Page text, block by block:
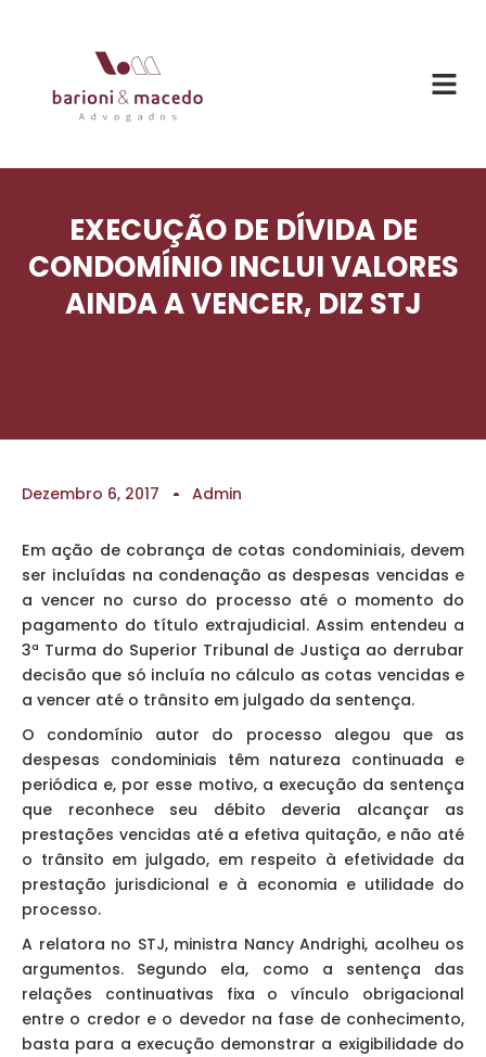
EXECUÇÃO DE DÍVIDA DE
CONDOMÍNIO INCLUI VALORES
AINDA A VENCER, DIZ STJ
Dezembro 6, 2017 Admin
Em ação de cobrança de cotas condominiais, devem
ser incluídas na condenação as despesas vencidas e
a vencer no curso do processo até o momento do
pagamento do título extrajudicial. Assim entendeu a
3ª Turma do Superior Tribunal de Justiça ao derrubar
decisão que só incluía no cálculo as cotas vencidas e
a vencer até o trânsito em julgado da sentença.
O condomínio autor do processo alegou que as
despesas condominiais têm natureza continuada e
periódica e, por esse motivo, a execução da sentença
que reconhece seu débito deveria alcançar as
prestações vencidas até a efetiva quitação, e não até
o trânsito em julgado, em respeito à efetividade da
prestação jurisdicional e à economia e utilidade do
processo.
A relatora no STJ, ministra Nancy Andrighi, acolheu os
argumentos. Segundo ela, como a sentença das
relações continuativas fixa o vínculo obrigacional
entre o credor e o devedor na fase de conhecimento,
basta para a execução demonstrar a exigibilidade do